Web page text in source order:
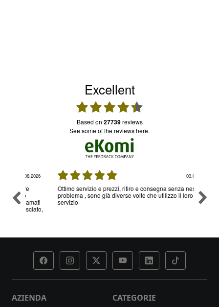
Excellent
based on 27739reviews
see some of the reviews here.
Ottimo servizio e prezzi, ritiro e consegna senza nessun
problema , sono già diverse volte che utilizzo il loro
servizio
AZIENDA CATEGORIE